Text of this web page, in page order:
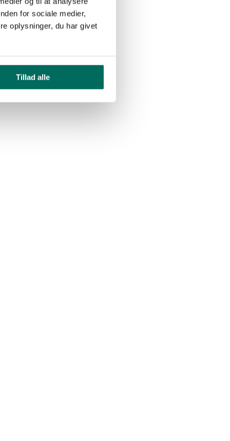
for sociale medier,
oplysninger, du har givet
Tillad alle